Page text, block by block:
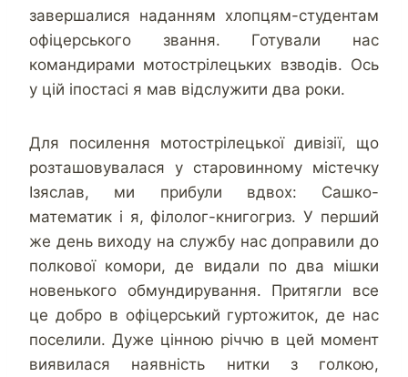
завершалися наданням хлопцям-студентам
офіцерського звання. Готували нас
командирами мотострілецьких взводів. Ось
у цій іпостасі я мав відслужити два роки.
Для посилення мотострілецької дивізії, що
розташовувалася у старовинному містечку
Ізяслав, ми прибули вдвох: Сашко-
математик і я, філолог-книгогриз. У перший
же день виходу на службу нас доправили до
полкової комори, де видали по два мішки
новенького обмундирування. Притягли все
це добро в офіцерський гуртожиток, де нас
поселили. Дуже цінною річчю в цей момент
виявилася наявність нитки з голкою,